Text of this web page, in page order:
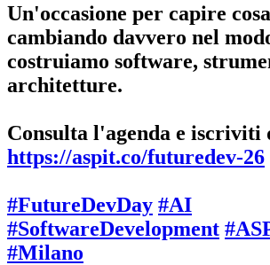
Un'occasione per capire
cambiando davvero nel
costruiamo software,
architetture.
Consulta l'agenda e iscriviti
https://aspit.co/futuredev-26
#FutureDevDay #AI
#SoftwareDevelopment
#Milano